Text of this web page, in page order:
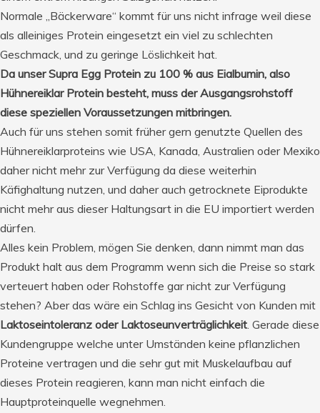
Normale „Bäckerware“ kommt für uns nicht infrage weil diese
als alleiniges Protein eingesetzt ein viel zu schlechten
Geschmack, und zu geringe Löslichkeit hat.
Da unser Supra Egg Protein zu 100 % aus Eialbumin, also
Hühnereiklar Protein besteht, muss der Ausgangsrohstoff
diese speziellen Voraussetzungen mitbringen.
Auch für uns stehen somit früher gern genutzte Quellen des
Hühnereiklarproteins wie USA, Kanada, Australien oder Mexiko
daher nicht mehr zur Verfügung da diese weiterhin
Käfighaltung nutzen, und daher auch getrocknete Eiprodukte
nicht mehr aus dieser Haltungsart in die EU importiert werden
dürfen.
Alles kein Problem, mögen Sie denken, dann nimmt man das
Produkt halt aus dem Programm wenn sich die Preise so stark
verteuert haben oder Rohstoffe gar nicht zur Verfügung
stehen? Aber das wäre ein Schlag ins Gesicht von Kunden mit
Laktoseintoleranz oder Laktoseunverträglichkeit . Gerade diese
Kundengruppe welche unter Umständen keine pflanzlichen
Proteine vertragen und die sehr gut mit Muskelaufbau auf
dieses Protein reagieren, kann man nicht einfach die
Hauptproteinquelle wegnehmen.